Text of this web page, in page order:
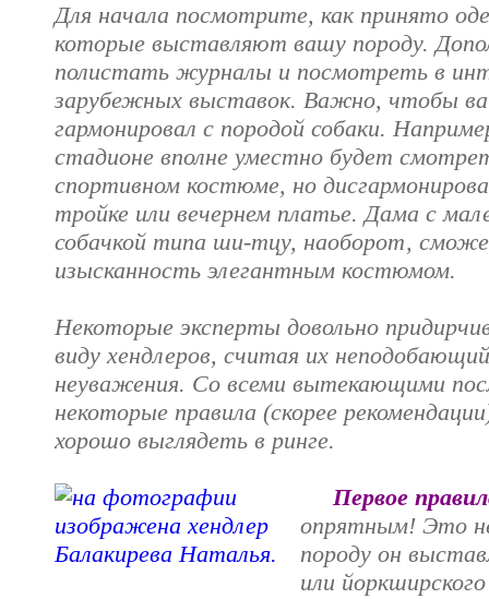
Для начала посмотрите, как принято
которые выставляют вашу породу.
полистать журналы и посмотреть в
зарубежных выставок. Важно, чтобы
гармонировал с породой собаки.
стадионе вполне уместно будет
спортивном костюме, но
тройке или вечернем платье. Дама с
собачкой типа ши-тцу, наоборот,
изысканность элегантным костюмом.
Некоторые эксперты довольно
виду хендлеров, считая их
неуважения. Со всеми вытекающими
некоторые правила (скорее
хорошо выглядеть в ринге.
Первое
опрятным! Это
породу он
или